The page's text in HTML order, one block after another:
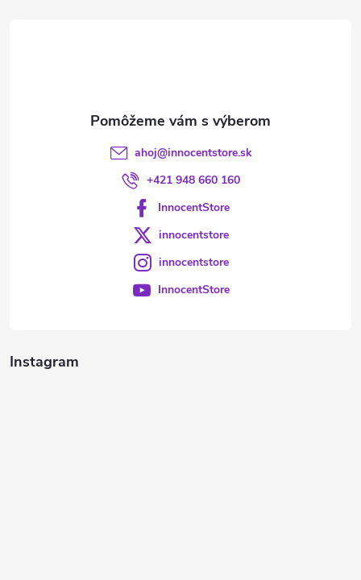
Instagram
ahoj@innocentstore.sk
+421 948 660 160
InnocentStore
innocentstore
innocentstore
InnocentStore